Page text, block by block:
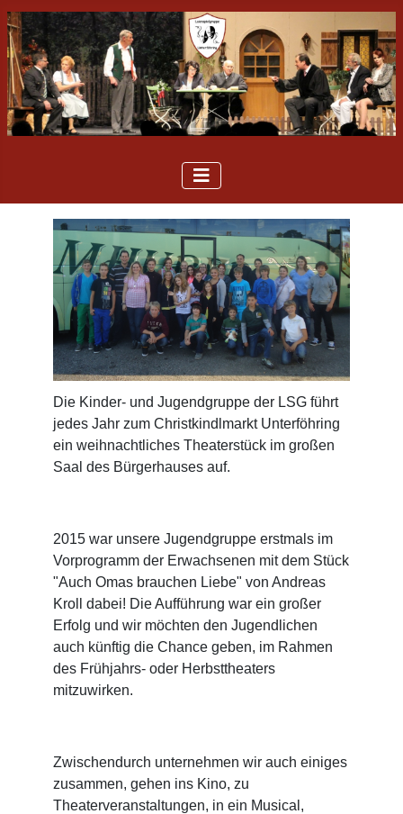
Die Kinder- und Jugendgruppe der LSG führt
jedes Jahr zum Christkindlmarkt Unterföhring
ein weihnachtliches Theaterstück im großen
Saal des Bürgerhauses auf.
2015 war unsere Jugendgruppe erstmals im
Vorprogramm der Erwachsenen mit dem Stück
"Auch Omas brauchen Liebe" von Andreas
Kroll dabei! Die Aufführung war ein großer
Erfolg und wir möchten den Jugendlichen
auch künftig die Chance geben, im Rahmen
des Frühjahrs- oder Herbsttheaters
mitzuwirken.
Zwischendurch unternehmen wir auch einiges
zusammen, gehen ins Kino, zu
Theaterveranstaltungen, in ein Musical,